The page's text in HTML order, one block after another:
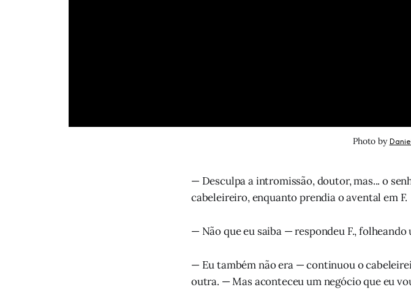
Photo by
— Desculpa a intromissão, doutor, mas... o
cabeleireiro, enquanto prendia o avental em F.
— Não que eu saiba — respondeu F., folheando
— Eu também não era — continuou o
outra. — Mas aconteceu um negócio que eu